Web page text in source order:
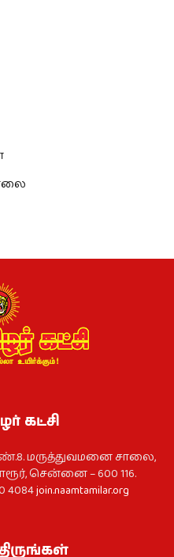
கட்சி
மருத்துவமனை சாலை,
சென்னை – 600 116.
4084join.naamtamilar.org